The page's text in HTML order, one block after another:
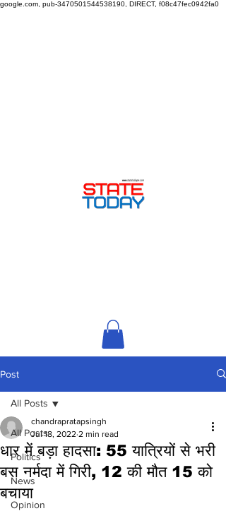
google.com, pub-3470501544538190, DIRECT, f08c47fec0942fa0
Post
All Posts
Politics
News
Opinion
All Posts
धार में बड़ा हादसा: 55 यात्रियों से भरी
बस नर्मदा में गिरी, 12 की मौत 15 को
बचाया
chandrapratapsingh
Jul 18, 2022 2 min read